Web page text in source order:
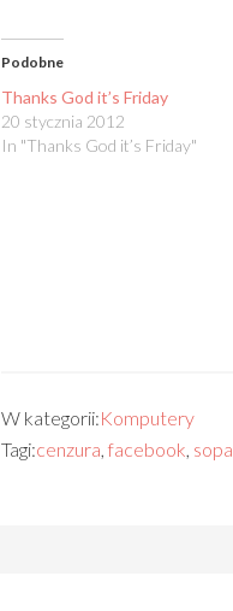
Podobne
Thanks God it’s Friday
20 stycznia 2012
In "Thanks God it’s Friday"
W kategorii:Komputery
Tagi:cenzura facebook sopa